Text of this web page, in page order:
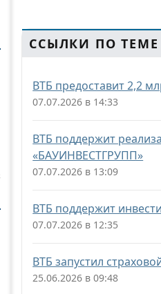
ССЫЛКИ ПО ТЕМЕ
ВТБ предоставит 2,2
07.07.2026 в 14:33
ВТБ поддержит
«БАУИНВЕСТГРУПП»
07.07.2026 в 13:09
ВТБ поддержит
07.07.2026 в 12:35
ВТБ запустил
25.06.2026 в 09:48